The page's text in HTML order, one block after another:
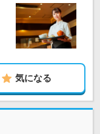
気になる